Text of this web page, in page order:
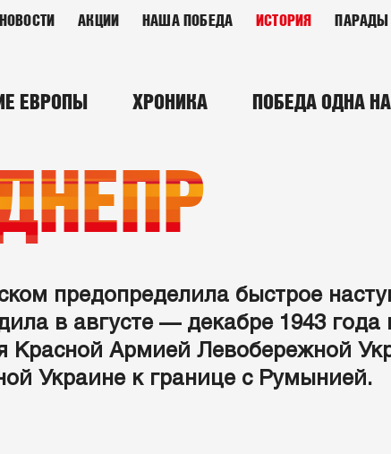
НОВОСТИ АКЦИИ НАША ПОБЕДА ИСТОРИЯ ПАРАДЫ
ЕВРОПЫ ХРОНИКА ПОБЕДА ОДНА
предопределила быстрое
в августе — декабре 1943
Красной Армией Левобережной
Украине к границе с Румынией.